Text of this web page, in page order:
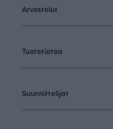
Arvostelut
Tuotetietoa
Suunnittelijat